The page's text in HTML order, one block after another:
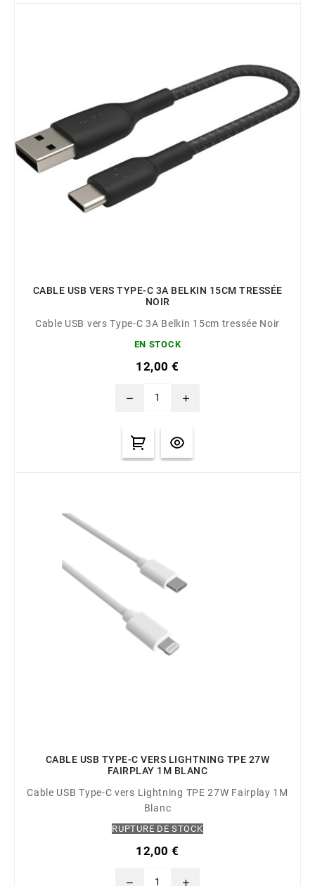
CABLE USB VERS TYPE-C 3A BELKIN 15CM TRESSÉE
NOIR
Cable USB vers Type-C 3A Belkin 15cm tressée Noir
EN STOCK
12,00 €
remove add
CABLE USB TYPE-C VERS LIGHTNING TPE 27W
FAIRPLAY 1M BLANC
Cable USB Type-C vers Lightning TPE 27W Fairplay 1M
Blanc
RUPTURE DE STOCK
12,00 €
remove add